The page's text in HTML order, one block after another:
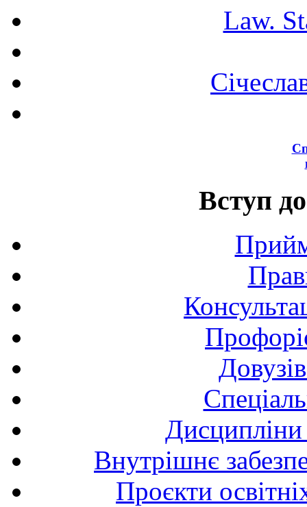
Law.
Вступ
Внутрішнє
Проєкти